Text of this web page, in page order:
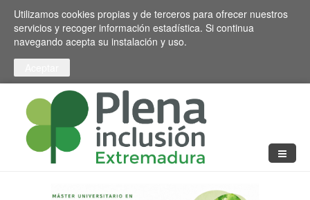
Pasar al contenido principal
Toggle high contrast
Utilizamos cookies propias y de terceros para ofrecer nuestros
servicios y recoger información estadística. Si continua
navegando acepta su instalación y uso.